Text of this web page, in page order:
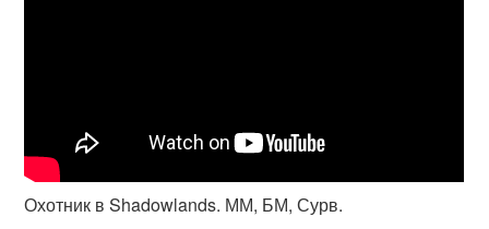
Охотник в Shadowlands. ММ, БМ, Сурв.